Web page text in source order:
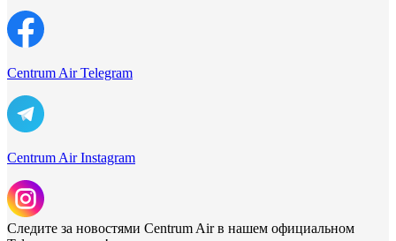
Centrum Air Telegram
Centrum Air Instagram
Следите за новостями Centrum Air в нашем официальном